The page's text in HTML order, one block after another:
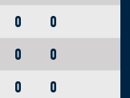
0
0
0
0
0
0